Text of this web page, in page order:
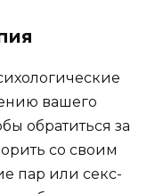
вашего
обратиться за
со своим
пар или секс-